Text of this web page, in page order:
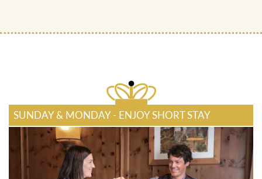
SUNDAY & MONDAY - ENJOY SHORT STAY